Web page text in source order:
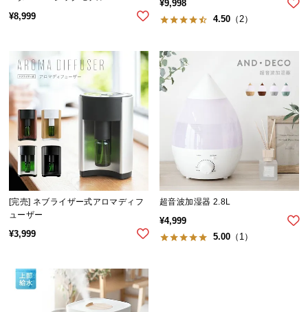
規
約
に
つ
い
て
客
様
サ
¥8,999
¥9,998
4.50 （2）
[完売] ネブライザー式アロマディフ
ューザー
¥3,999
超音波加湿器 2.8L
¥4,999
5.00 （1）